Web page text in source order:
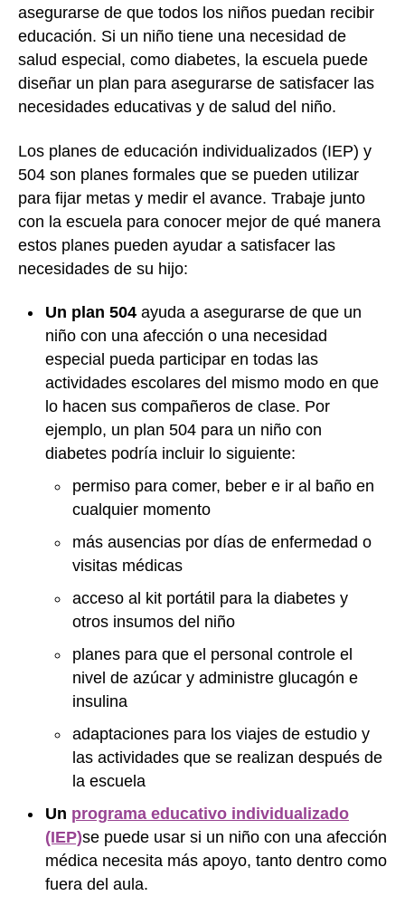
asegurarse de que todos los niños puedan recibir
educación. Si un niño tiene una necesidad de
salud especial, como diabetes, la escuela puede
diseñar un plan para asegurarse de satisfacer las
necesidades educativas y de salud del niño.
Los planes de educación individualizados (IEP) y
504 son planes formales que se pueden utilizar
para fijar metas y medir el avance. Trabaje junto
con la escuela para conocer mejor de qué manera
estos planes pueden ayudar a satisfacer las
necesidades de su hijo:
Un plan 504 ayuda a asegurarse de que un
niño con una afección o una necesidad
especial pueda participar en todas las
actividades escolares del mismo modo en que
lo hacen sus compañeros de clase. Por
ejemplo, un plan 504 para un niño con
diabetes podría incluir lo siguiente:
permiso para comer, beber e ir al baño en
cualquier momento
más ausencias por días de enfermedad o
visitas médicas
acceso al kit portátil para la diabetes y
otros insumos del niño
planes para que el personal controle el
nivel de azúcar y administre glucagón e
insulina
adaptaciones para los viajes de estudio y
las actividades que se realizan después de
la escuela
Un programa educativo individualizado
(IEP)se puede usar si un niño con una afección
médica necesita más apoyo, tanto dentro como
fuera del aula.